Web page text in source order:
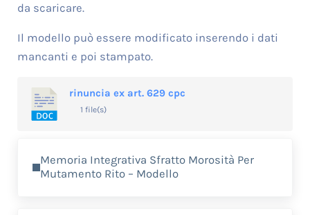
da scaricare.
Il modello può essere modificato inserendo i dati
mancanti e poi stampato.
rinuncia ex art. 629 cpc
1 file(s)
Memoria Integrativa Sfratto Morosità Per
Mutamento Rito – Modello